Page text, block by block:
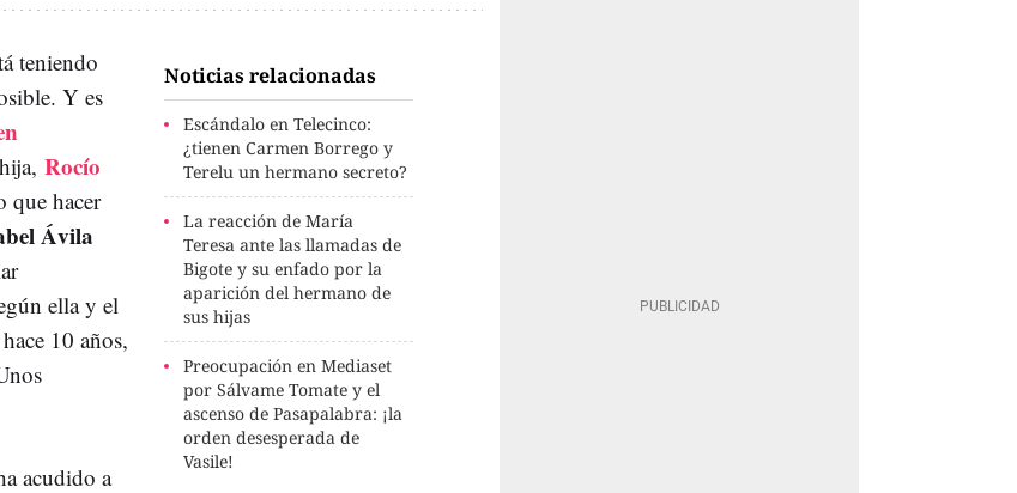
Noticias relacionadas
Escándalo en Telecinco:
¿tienen Carmen Borrego y
Terelu un hermano secreto?
La reacción de María
Teresa ante las llamadas de
Bigote y su enfado por la
aparición del hermano de
sus hijas
Preocupación en Mediaset
por Sálvame Tomate y el
ascenso de Pasapalabra: ¡la
orden desesperada de
Vasile!
teniendo
Y es
Rocío
que hacer
Ávila
ella y el
10 años,
acudido a